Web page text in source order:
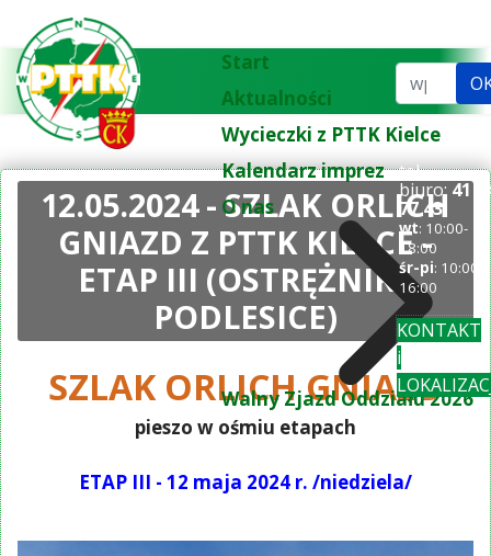
Start
Aktualności
Wycieczki z PTTK Kielce
Kalendarz imprez
O nas
Walny Zjazd Oddziału 2026
Szukaj...
tel.
biuro: 41
77 43
wt: 10:00-
18:00
śr-pi: 10:00-
16:00
KONTAKT
i
12.05.2024 - SZLAK ORLICH
GNIAZD Z PTTK KIELCE -
ETAP III (OSTRĘŻNIK -
PODLESICE)
SZLAK ORLICH GNIAZD
pieszo w ośmiu etapach
ETAP III - 12 maja 2024 r. /niedziela/